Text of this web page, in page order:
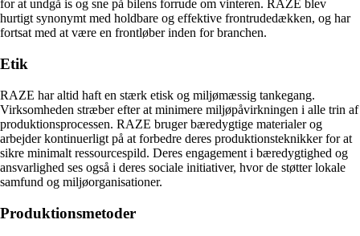
for at undgå is og sne på bilens forrude om vinteren. RAZE blev
hurtigt synonymt med holdbare og effektive frontrudedækken, og har
fortsat med at være en frontløber inden for branchen.
Etik
RAZE har altid haft en stærk etisk og miljømæssig tankegang.
Virksomheden stræber efter at minimere miljøpåvirkningen i alle trin af
produktionsprocessen. RAZE bruger bæredygtige materialer og
arbejder kontinuerligt på at forbedre deres produktionsteknikker for at
sikre minimalt ressourcespild. Deres engagement i bæredygtighed og
ansvarlighed ses også i deres sociale initiativer, hvor de støtter lokale
samfund og miljøorganisationer.
Produktionsmetoder